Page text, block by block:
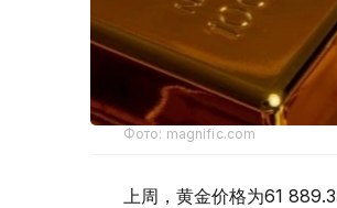
Фото: magnific.com
上周，黄金价格为61